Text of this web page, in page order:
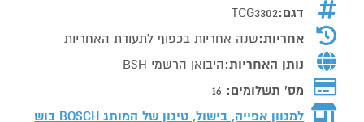
דגם:TCG3302
אחריות:שנה אחריות בכפוף לתעודת האחריות
נותן האחריות:היבואן הרשמי BSH
מס' תשלומים: 16
למגוון אפייה, בישול, טיגון של המותג BOSCH בוש